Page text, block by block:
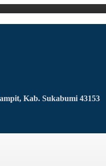
Kab. Sukabumi 43153